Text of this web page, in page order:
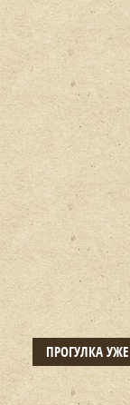
ПРОГУЛКА